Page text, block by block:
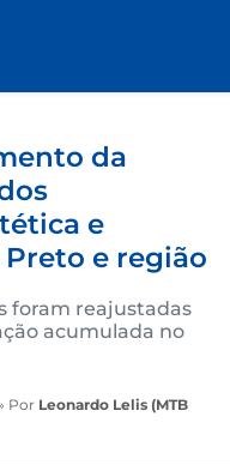
da
e
e região
foram reajustadas
acumulada no
Por Leonardo Lelis (MTB